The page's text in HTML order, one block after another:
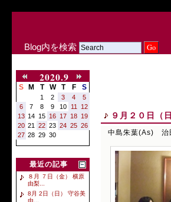
Blog内を検索
2020.9
S M T W T F S
1 2 3 4
5
6
7 8 9 10 11
12
13 14 15 16 17 18 19
20 21 22 23 24 25 26
27 28 29 30
最近の記事
８月 ７日（金） 横原
由梨...
8月 2日（日） 守谷美
９月２０日
中島朱葉(As)